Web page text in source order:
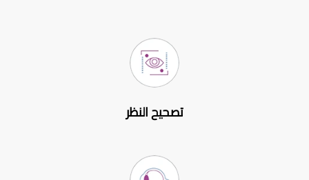
تصحيح النظر